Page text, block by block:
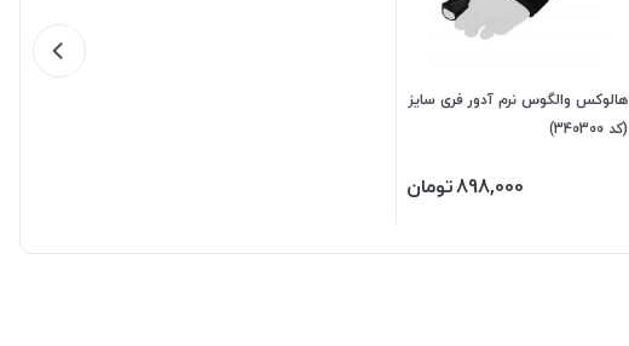
هالوکس والگوس نرم آدور فری سایز
(کد 340300)
898,000تومان